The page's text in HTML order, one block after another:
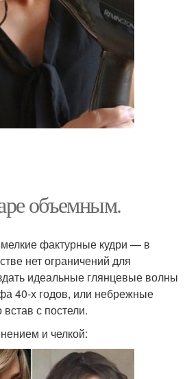
объемным.
фактурные кудри — в
нет ограничений для
идеальные глянцевые волны
40-х годов, или небрежные
с постели.
и челкой: